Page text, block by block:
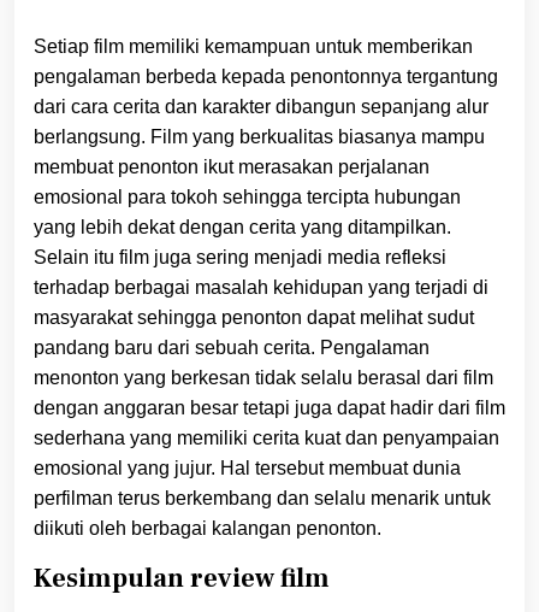
Setiap film memiliki kemampuan untuk memberikan
pengalaman berbeda kepada penontonnya tergantung
dari cara cerita dan karakter dibangun sepanjang alur
berlangsung. Film yang berkualitas biasanya mampu
membuat penonton ikut merasakan perjalanan
emosional para tokoh sehingga tercipta hubungan
yang lebih dekat dengan cerita yang ditampilkan.
Selain itu film juga sering menjadi media refleksi
terhadap berbagai masalah kehidupan yang terjadi di
masyarakat sehingga penonton dapat melihat sudut
pandang baru dari sebuah cerita. Pengalaman
menonton yang berkesan tidak selalu berasal dari film
dengan anggaran besar tetapi juga dapat hadir dari film
sederhana yang memiliki cerita kuat dan penyampaian
emosional yang jujur. Hal tersebut membuat dunia
perfilman terus berkembang dan selalu menarik untuk
diikuti oleh berbagai kalangan penonton.
Kesimpulan review film